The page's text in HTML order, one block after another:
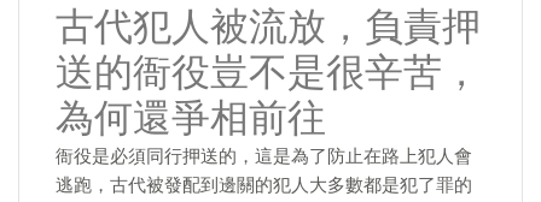
古代犯人被流放，負責押
送的衙役豈不是很辛苦，
為何還爭相前往
衙役是必須同行押送的，這是為了防止在路上犯人會
逃跑，古代被發配到邊關的犯人大多數都是犯了罪的